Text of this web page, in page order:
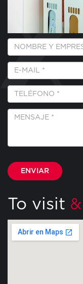
Empresa
Nombre
E-
Mail
*
Teléfono
Mensaje
To visit &